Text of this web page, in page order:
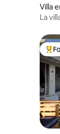
Villa
elly
La